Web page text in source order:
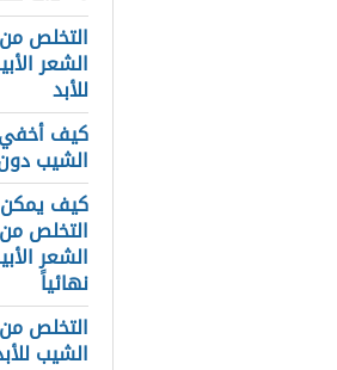
التخلص من
الشعر
للأبد
كيف أخفي
الشيب
كيف يمكن
التخلص من
الشعر
نهائياً
التخلص من
الشيب